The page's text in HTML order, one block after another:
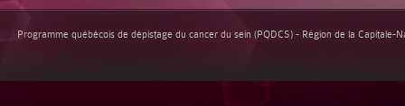
Programme québécois de dépistage du cancer du sein (PQDCS) - Région de la Capitale-